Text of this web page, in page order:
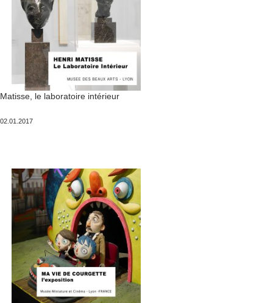
Matisse, le laboratoire intérieur
Publié
02.01.2017